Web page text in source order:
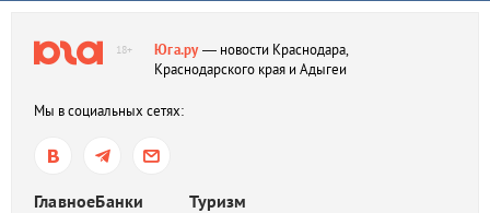
18+ Юга.ру— новости Краснодара,
Краснодарского края и Адыгеи
Мы в социальных сетях:
ГлавноеБанки Туризм